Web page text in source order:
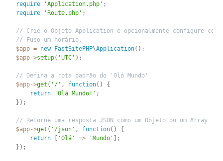
require
'Application.php' ;
require
'Route.php' ;
// Crie o Objeto Application e opcionalmente configure
// Fuso um horário.
$app = new FastSitePHP\Application( ) ;
$app->setup( 'UTC' ) ;
// Defina a rota padrão do 'Olá Mundo'
$app->get ( '/' , function( )
{
return
'Olá Mundo!' ;
} ) ;
// Retorne uma resposta JSON como um Objeto ou um Array
$app->get ( '/json' , function( )
{
return
'Olá' => 'Mundo'
;
} ) ;